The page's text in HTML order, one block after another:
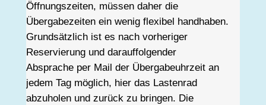
Öffnungszeiten, müssen daher die
Übergabezeiten ein wenig flexibel handhaben.
Grundsätzlich ist es nach vorheriger
Reservierung und darauffolgender
Absprache per Mail der Übergabeuhrzeit an
jedem Tag möglich, hier das Lastenrad
abzuholen und zurück zu bringen. Die